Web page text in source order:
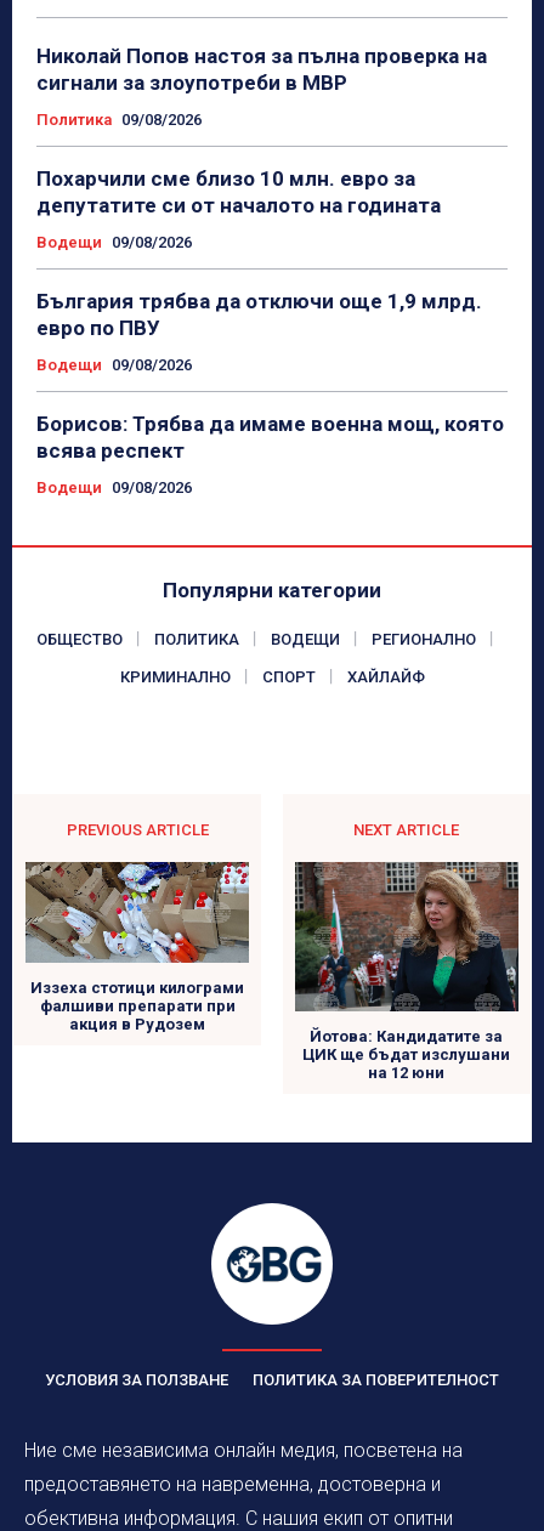
Николай Попов настоя за пълна проверка на
сигнали за злоупотреби в МВР
Политика 09/08/2026
Похарчили сме близо 10 млн. евро за
депутатите си от началото на годината
Водещи 09/08/2026
България трябва да отключи още 1,9 млрд.
евро по ПВУ
Водещи 09/08/2026
Борисов: Трябва да имаме военна мощ, която
всява респект
Водещи 09/08/2026
Популярни категории
ОБЩЕСТВО ПОЛИТИКА ВОДЕЩИ РЕГИОНАЛНО
КРИМИНАЛНО СПОРТ ХАЙЛАЙФ
PREVIOUS ARTICLE
Иззеха стотици килограми
фалшиви препарати при
акция в Рудозем
NEXT ARTICLE
Йотова: Кандидатите за
ЦИК ще бъдат изслушани
на 12 юни
УСЛОВИЯ ЗА ПОЛЗВАНЕ ПОЛИТИКА ЗА ПОВЕРИТЕЛНОСТ
Ние сме независима онлайн медия, посветена на
предоставянето на навременна, достоверна и
обективна информация. С нашия екип от опитни